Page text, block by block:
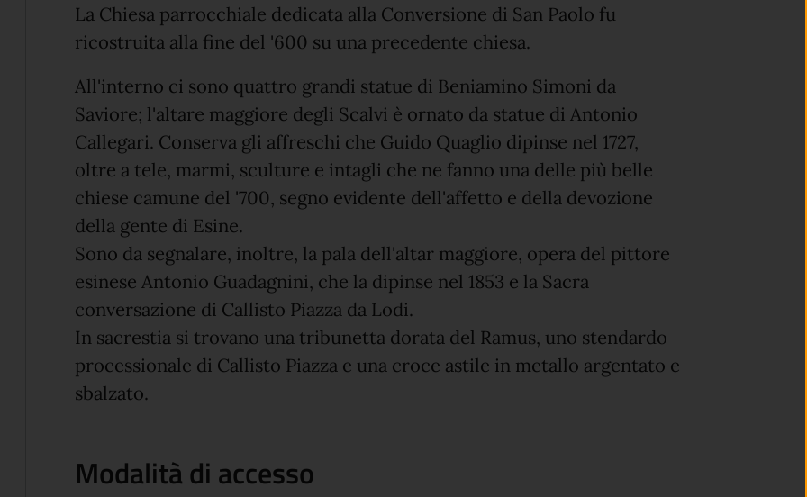
La Chiesa parrocchiale dedicata alla Conversione di San Paolo fu
ricostruita alla fine del '600 su una precedente chiesa.
All'interno ci sono quattro grandi statue di Beniamino Simoni da
Saviore; l'altare maggiore degli Scalvi è ornato da statue di Antonio
Callegari. Conserva gli affreschi che Guido Quaglio dipinse nel 1727,
oltre a tele, marmi, sculture e intagli che ne fanno una delle più belle
chiese camune del '700, segno evidente dell'affetto e della devozione
della gente di Esine.
Sono da segnalare, inoltre, la pala dell'altar maggiore, opera del pittore
esinese Antonio Guadagnini, che la dipinse nel 1853 e la Sacra
conversazione di Callisto Piazza da Lodi.
In sacrestia si trovano una tribunetta dorata del Ramus, uno stendardo
processionale di Callisto Piazza e una croce astile in metallo argentato e
sbalzato.
Modalità di accesso